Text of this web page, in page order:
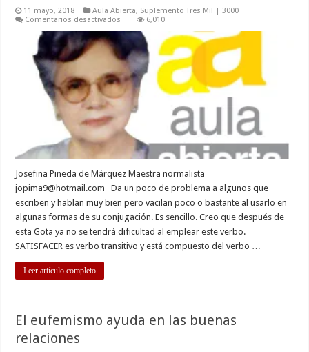
11 mayo, 2018 Aula Abierta, Suplemento Tres Mil | 3000
Comentarios desactivados
satisfacer
6,010
Josefina Pineda de Márquez Maestra normalista
jopima9@hotmail.com Da un poco de problema a algunos que
escriben y hablan muy bien pero vacilan poco o bastante al usarlo en
algunas formas de su conjugación. Es sencillo. Creo que después de
esta Gota ya no se tendrá dificultad al emplear este verbo.
SATISFACER es verbo transitivo y está compuesto del verbo …
Leer artículo completo
El eufemismo ayuda en las buenas
relaciones